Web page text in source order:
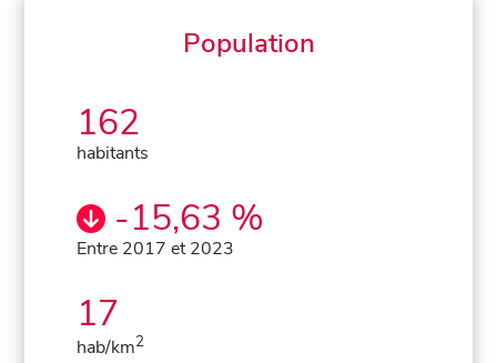
Population
162
habitants
-15,63 %
Entre 2017 et 2023
17
hab/km2